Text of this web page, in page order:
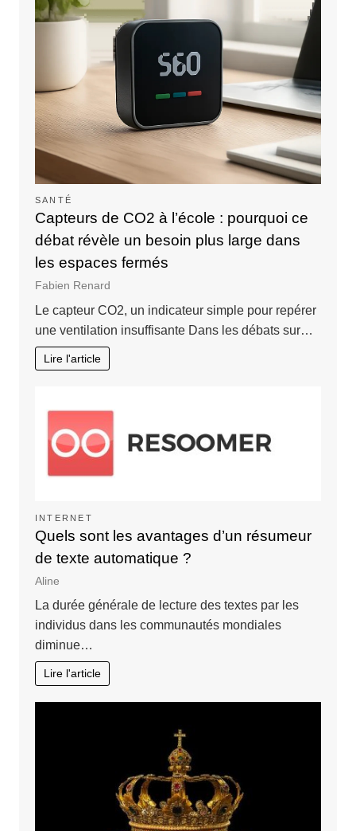
SANTÉ
Capteurs de CO2 à l’école : pourquoi ce
débat révèle un besoin plus large dans
les espaces fermés
Fabien Renard
Le capteur CO2, un indicateur simple pour repérer
une ventilation insuffisante Dans les débats sur…
Lire l'article
INTERNET
Quels sont les avantages d’un résumeur
de texte automatique ?
Aline
La durée générale de lecture des textes par les
individus dans les communautés mondiales
diminue…
Lire l'article